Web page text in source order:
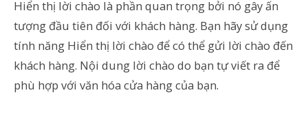
Hiển thị lời chào là phần quan trọng bởi nó gây ấn
tượng đầu tiên đối với khách hàng. Bạn hãy sử dụng
tính năng Hiển thị lời chào để có thể gửi lời chào đến
khách hàng. Nội dung lời chào do bạn tự viết ra để
phù hợp với văn hóa cửa hàng của bạn.